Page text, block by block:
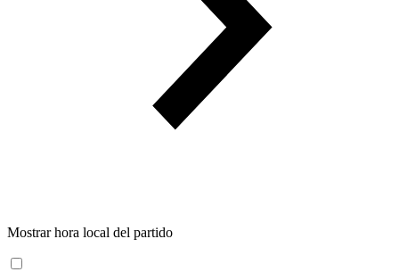
Mostrar hora local del partido